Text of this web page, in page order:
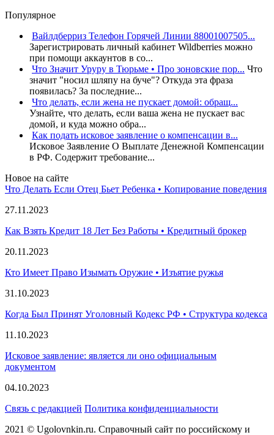
Популярное
Вайлдберриз Телефон Горячей Линии 88001007505...
Зарегистрировать личный кабинет Wildberries можно
при помощи аккаунтов в со...
Что Значит Уруру в Тюрьме • Про зоновские пор... Что
значит "носил шляпу на буче"? Откуда эта фраза
появилась? За последние...
Что делать, если жена не пускает домой: обращ...
Узнайте, что делать, если ваша жена не пускает вас
домой, и куда можно обра...
Как подать исковое заявление о компенсации в...
Исковое Заявление О Выплате Денежной Компенсации
в РФ. Содержит требование...
Новое на сайте
Что Делать Если Отец Бьет Ребенка • Копирование поведения
27.11.2023
Как Взять Кредит 18 Лет Без Работы • Кредитный брокер
20.11.2023
Кто Имеет Право Изымать Оружие • Изъятие ружья
31.10.2023
Когда Был Принят Уголовный Кодекс РФ • Структура кодекса
11.10.2023
Исковое заявление: является ли оно официальным
документом
04.10.2023
Связь с редакцией Политика конфиденциальности
2021 © Ugolovnkin.ru. Справочный сайт по российскому и